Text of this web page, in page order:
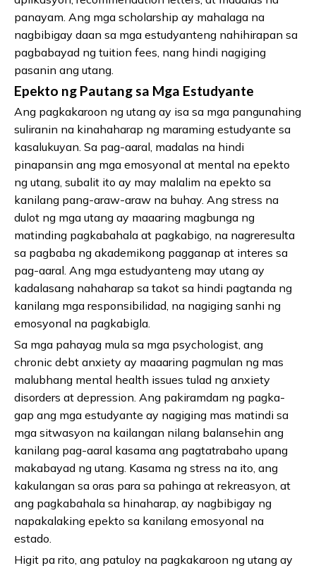
panayam. Ang mga scholarship ay mahalaga na
nagbibigay daan sa mga estudyanteng nahihirapan sa
pagbabayad ng tuition fees, nang hindi nagiging
pasanin ang utang.
Epekto ng Pautang sa Mga Estudyante
Ang pagkakaroon ng utang ay isa sa mga pangunahing
suliranin na kinahaharap ng maraming estudyante sa
kasalukuyan. Sa pag-aaral, madalas na hindi
pinapansin ang mga emosyonal at mental na epekto
ng utang, subalit ito ay may malalim na epekto sa
kanilang pang-araw-araw na buhay. Ang stress na
dulot ng mga utang ay maaaring magbunga ng
matinding pagkabahala at pagkabigo, na nagreresulta
sa pagbaba ng akademikong pagganap at interes sa
pag-aaral. Ang mga estudyanteng may utang ay
kadalasang nahaharap sa takot sa hindi pagtanda ng
kanilang mga responsibilidad, na nagiging sanhi ng
emosyonal na pagkabigla.
Sa mga pahayag mula sa mga psychologist, ang
chronic debt anxiety ay maaaring pagmulan ng mas
malubhang mental health issues tulad ng anxiety
disorders at depression. Ang pakiramdam ng pagka-
gap ang mga estudyante ay nagiging mas matindi sa
mga sitwasyon na kailangan nilang balansehin ang
kanilang pag-aaral kasama ang pagtatrabaho upang
makabayad ng utang. Kasama ng stress na ito, ang
kakulangan sa oras para sa pahinga at rekreasyon, at
ang pagkabahala sa hinaharap, ay nagbibigay ng
napakalaking epekto sa kanilang emosyonal na
estado.
Higit pa rito, ang patuloy na pagkakaroon ng utang ay